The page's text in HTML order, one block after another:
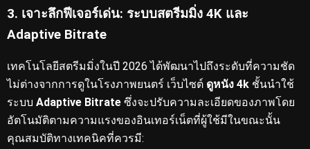
3. เจาะลึกฟีเจอร์เด่น: ระบบสตรีมมิ่ง 4K และ
Adaptive Bitrate
เทคโนโลยีสตรีมมิ่งในปี 2026 ได้พัฒนาไปถึงระดับที่ความชัด
ไม่ต่างจากการดูในโรงภาพยนตร์ เว็บไซต์ ดูหนัง 4k ชั้นนำใช้
ระบบ Adaptive Bitrate ซึ่งจะปรับความละเอียดของภาพโดย
อัตโนมัติตามความแรงของอินเทอร์เน็ตที่ผู้ใช้มีในขณะนั้น
คุณสมบัติทางเทคนิคที่ควรมี: